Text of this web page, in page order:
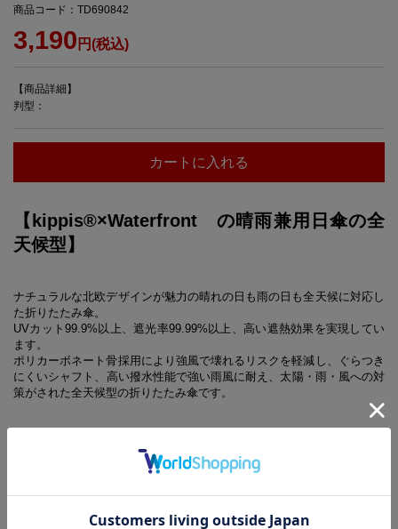
商品コード：TD690842
3,190 円(税込)
【商品詳細】
判型：
カートに入れる
【kippis®×Waterfront の晴雨兼用日傘の全
天候型】
ナチュラルな北欧デザインが魅力の晴れの日も雨の日も全天候に対応し
た折りたたみ傘。
UVカット99.9%以上、遮光率99.99%以上、高い遮熱効果を実現してい
ます。
ポリカーボネート骨採用により強風で壊れるリスクを軽減し、ぐらつき
にくいシャフト、高い撥水性能で強い雨風に耐え、太陽・雨・風への対
策がされた全天候型の折りたたみ傘です。
フィンランドで200年以上前に建てられた邸宅を訪れたデザイナーが、
装飾的な壁紙からインスピレーションを受けてデザイン。その場にある